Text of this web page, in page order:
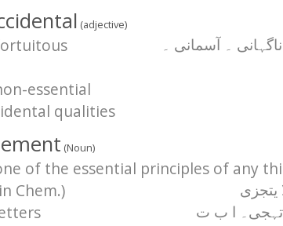
(adjective)
۔ آسمانی ۔
essential
qualities
(Noun)
of the essential principles of any
Chem.)
تہجی۔ ا ب ت